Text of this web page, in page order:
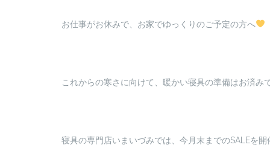
お仕事がお休みで、お家でゆっくりのご予定の方へ
これからの寒さに向けて、暖かい寝具の準備はお済み
寝具の専門店いまいづみでは、今月末までのSALEを開